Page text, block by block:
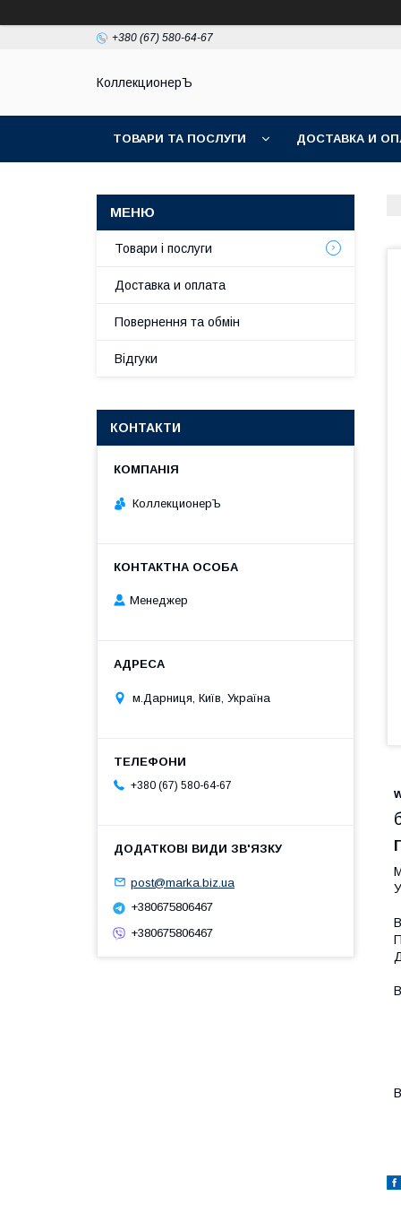
+380 (67) 580-64-67
КоллекционерЪ
ТОВАРИ ТА ПОСЛУГИ ДОСТАВКА И
Товари і послуги
Доставка и оплата
Повернення та обмін
Відгуки
КОНТАКТИ
КоллекционерЪ
Менеджер
м.Дарниця, Київ, Україна
+380 (67) 580-64-67
post@marka.biz.ua
+380675806467
+380675806467